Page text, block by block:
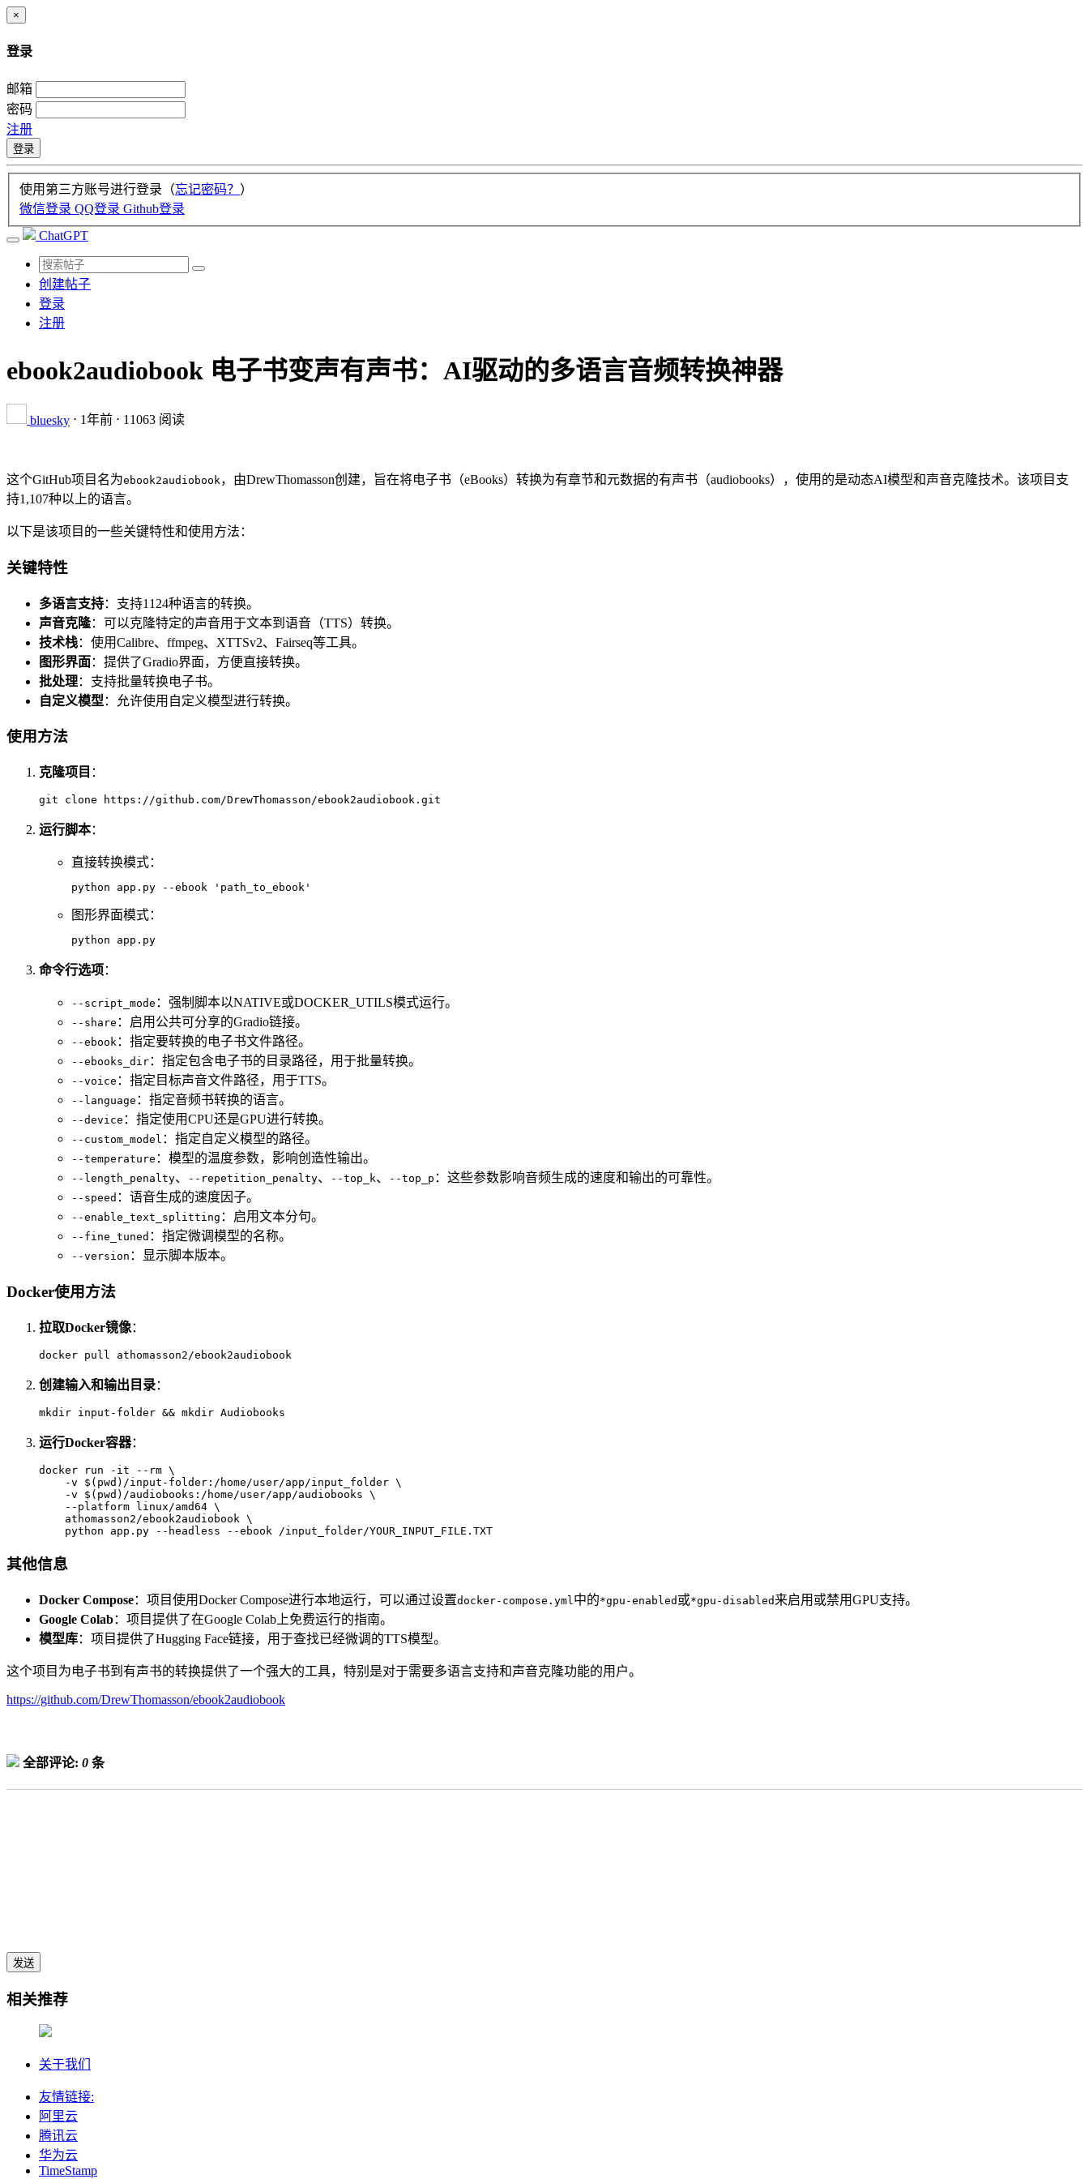
×
登录
邮箱
密码
注册
登录
使用第三方账号进行登录（忘记密码？ ）
微信登录 QQ登录 Github登录
ChatGPT
创建帖子
登录
注册
ebook2audiobook 电子书变声有声书：AI驱动的多语言音频转换神器
bluesky ⋅ 1年前 ⋅ 11063 阅读
这个GitHub项目名为ebook2audiobook，由DrewThomasson创建，旨在将电子书（eBooks）转换为有章节和元数据的有声书（audiobooks），使用的是动态AI模型和声音克隆技术。该项目支
持1,107种以上的语言。
以下是该项目的一些关键特性和使用方法：
关键特性
多语言支持：支持1124种语言的转换。
声音克隆：可以克隆特定的声音用于文本到语音（TTS）转换。
技术栈：使用Calibre、ffmpeg、XTTSv2、Fairseq等工具。
图形界面：提供了Gradio界面，方便直接转换。
批处理：支持批量转换电子书。
自定义模型 ：允许使用自定义模型进行转换。
使用方法
克隆项目 ：
运行脚本：
直接转换模式：
图形界面模式：
命令行选项 ：
--script_mode ：强制脚本以NATIVE或DOCKER_UTILS模式运行。
--share ：启用公共可分享的Gradio链接。
--ebook ：指定要转换的电子书文件路径。
--ebooks_dir ：指定包含电子书的目录路径，用于批量转换。
--voice ：指定目标声音文件路径，用于TTS。
--language ：指定音频书转换的语言。
--device ：指定使用CPU还是GPU进行转换。
--custom_model ：指定自定义模型的路径。
--temperature ：模型的温度参数，影响创造性输出。
--length_penalty、 --repetition_penalty、 --top_k、 --top_p ：这些参数影响音频生成的速度和输出的可靠性。
--speed ：语音生成的速度因子。
--enable_text_splitting ：启用文本分句。
--fine_tuned ：指定微调模型的名称。
--version ：显示脚本版本。
Docker使用方法
拉取Docker镜像：
创建输入和输出目录：
运行Docker容器：
docker run -it --rm \
其他信息
Docker Compose：项目使用Docker Compose进行本地运行，可以通过设置docker-compose.yml中的*gpu-enabled 或*gpu-disabled 来启用或禁用GPU支持。
Google Colab：项目提供了在Google Colab上免费运行的指南。
模型库：项目提供了Hugging Face链接，用于查找已经微调的TTS模型。
这个项目为电子书到有声书的转换提供了一个强大的工具，特别是对于需要多语言支持和声音克隆功能的用户。
https://github.com/DrewThomasson/ebook2audiobook
全部评论: 0 条
发送
相关推荐
关于我们
友情链接:
阿里云
腾讯云
华为云
TimeStamp